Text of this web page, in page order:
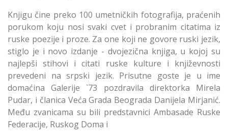
Knjigu čine preko 100 umetničkih fotografija, praćenih
porukom koju nosi svaki cvet i probranim citatima iz
ruske poezije i proze. Za one koji ne govore ruski jezik,
stiglo je i novo izdanje - dvojezična knjiga, u kojoj su
najlepši stihovi i citati ruske kulture i književnosti
prevedeni na srpski jezik. Prisutne goste je u ime
domaćina Galerije `73 pozdravila direktorka Mirela
Pudar, i članica Veća Grada Beograda Danijela Mirjanić.
Među zvanicama su bili predstavnici Ambasade Ruske
Federacije, Ruskog Doma i